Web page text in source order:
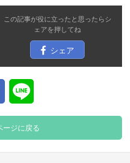
この記事が役に立ったと思ったらシ
ェアを押してね
シェア
ージに戻る